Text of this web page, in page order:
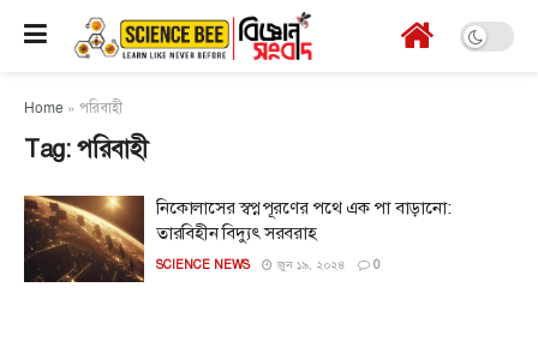
Home » পরিবাহী
Tag: পরিবাহী
নিকোলাসের স্বপ্নপূরণের পথে এক পা বাড়ানো:
তারবিহীন বিদ্যুৎ সরবরাহ
SCIENCE NEWS জুন ১৯, ২০২৪ 0